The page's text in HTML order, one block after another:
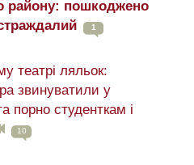
району: пошкоджено
1
театрі ляльок:
звинуватили у
порно студенткам і
10